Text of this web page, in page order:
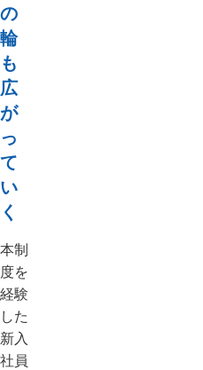
の
輪
も
広
が
っ
て
い
く
本制
度を
経験
した
新入
社員